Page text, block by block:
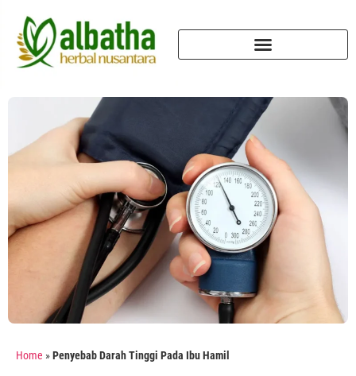
Home »Penyebab Darah Tinggi Pada Ibu Hamil